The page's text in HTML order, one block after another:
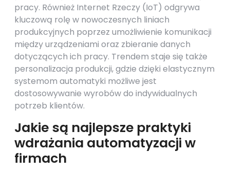
pracy. Również Internet Rzeczy (IoT) odgrywa
kluczową rolę w nowoczesnych liniach
produkcyjnych poprzez umożliwienie komunikacji
między urządzeniami oraz zbieranie danych
dotyczących ich pracy. Trendem staje się także
personalizacja produkcji, gdzie dzięki elastycznym
systemom automatyki możliwe jest
dostosowywanie wyrobów do indywidualnych
potrzeb klientów.
Jakie są najlepsze praktyki
wdrażania automatyzacji w
firmach